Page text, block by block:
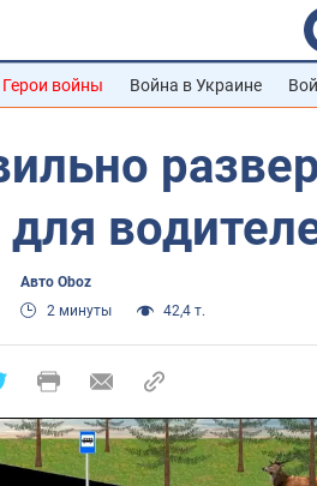
Герои войны Война в Украине
Авто Oboz
2 минуты 42,4 т.